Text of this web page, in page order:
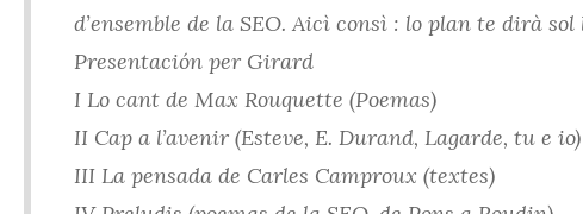
d’ensemble de la SEO. Aicì consì : lo plan te dirà
Presentación per Girard
I Lo cant de Max Rouquette (Poemas)
II Cap a l’avenir (Esteve, E. Durand, Lagarde, tu e
III La pensada de Carles Camproux (textes)